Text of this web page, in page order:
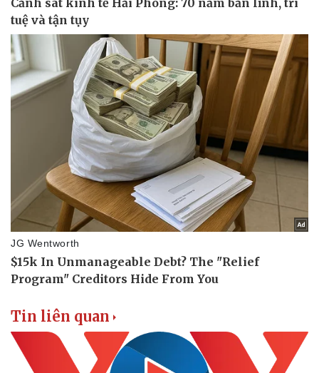
Thể thao
Bóng đá
Lịch thi đấu bóng đá
Thế giới thể thao
eSports
Hậu trường
Ô tô - Xe máy
Ô tô
Xe máy
Tư vấn
Tin liên quan